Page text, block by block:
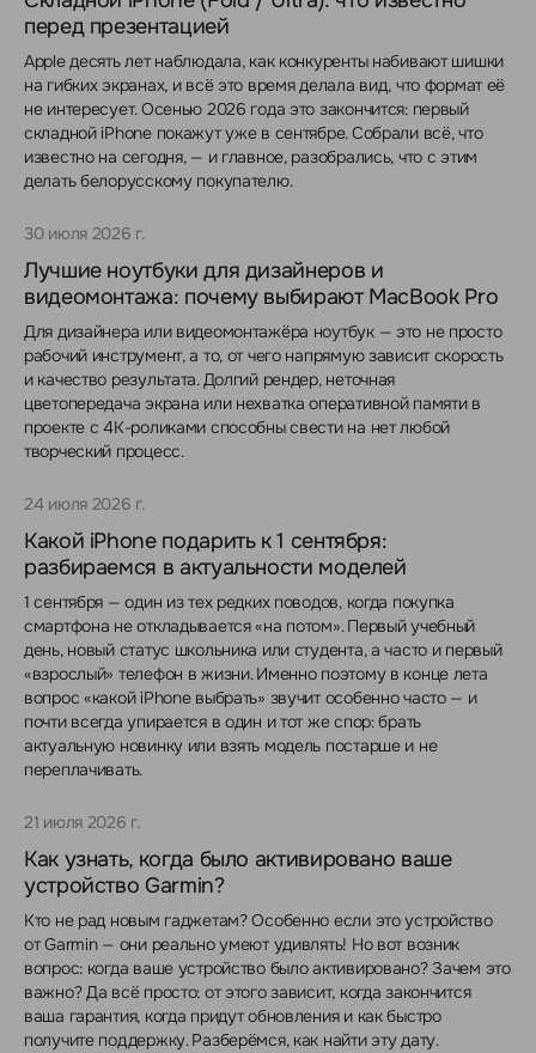
перед презентацией
Apple десять лет наблюдала, как конкуренты набивают шишки
на гибких экранах, и всё это время делала вид, что формат её
не интересует. Осенью 2026 года это закончится: первый
складной iPhone покажут уже в сентябре. Собрали всё, что
известно на сегодня, — и главное, разобрались, что с этим
делать белорусскому покупателю.
30 июля 2026 г.
Лучшие ноутбуки для дизайнеров и
видеомонтажа: почему выбирают MacBook Pro
Для дизайнера или видеомонтажёра ноутбук — это не просто
рабочий инструмент, а то, от чего напрямую зависит скорость
и качество результата. Долгий рендер, неточная
цветопередача экрана или нехватка оперативной памяти в
проекте с 4K-роликами способны свести на нет любой
творческий процесс.
24 июля 2026 г.
Какой iPhone подарить к 1 сентября:
разбираемся в актуальности моделей
1 сентября — один из тех редких поводов, когда покупка
смартфона не откладывается «на потом». Первый учебный
день, новый статус школьника или студента, а часто и первый
«взрослый» телефон в жизни. Именно поэтому в конце лета
вопрос «какой iPhone выбрать» звучит особенно часто — и
почти всегда упирается в один и тот же спор: брать
актуальную новинку или взять модель постарше и не
переплачивать.
21 июля 2026 г.
Как узнать, когда было активировано ваше
устройство Garmin?
Кто не рад новым гаджетам? Особенно если это устройство
от Garmin — они реально умеют удивлять! Но вот возник
вопрос: когда ваше устройство было активировано? Зачем это
важно? Да всё просто: от этого зависит, когда закончится
ваша гарантия, когда придут обновления и как быстро
получите поддержку. Разберёмся, как найти эту дату.